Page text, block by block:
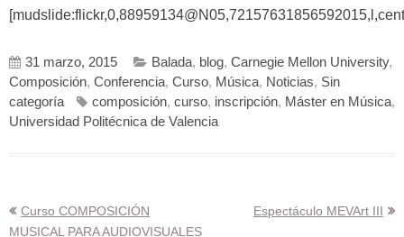
31 marzo, 2015 Balada, blog, Carnegie Mellon University,
Composición, Conferencia, Curso, Música, Noticias, Sin
categoría
composición, curso, inscripción, Máster en Música,
Universidad Politécnica de Valencia
Navegación
Curso COMPOSICIÓN
MUSICAL PARA AUDIOVISUALES
Espectáculo MEVArt III